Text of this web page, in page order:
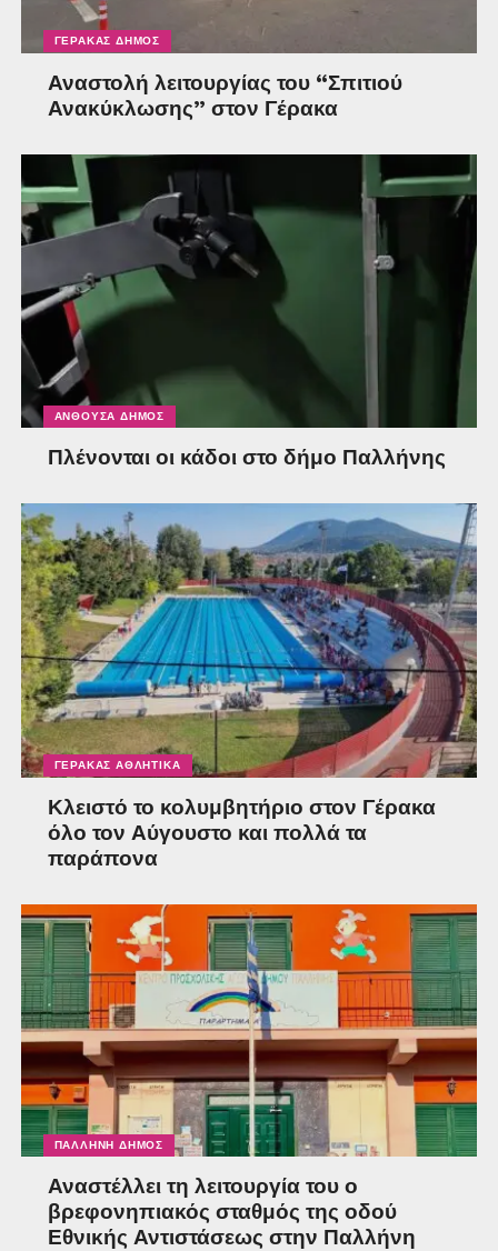
ΓΈΡΑΚΑΣ ΔΉΜΟΣ
Αναστολή λειτουργίας του “Σπιτιού
Ανακύκλωσης” στον Γέρακα
ΑΝΘΟΎΣΑ ΔΉΜΟΣ
Πλένονται οι κάδοι στο δήμο Παλλήνης
ΓΈΡΑΚΑΣ ΑΘΛΗΤΙΚΆ
Κλειστό το κολυμβητήριο στον Γέρακα
όλο τον Αύγουστο και πολλά τα
παράπονα
ΠΑΛΛΉΝΗ ΔΉΜΟΣ
Αναστέλλει τη λειτουργία του ο
βρεφονηπιακός σταθμός της οδού
Εθνικής Αντιστάσεως στην Παλλήνη